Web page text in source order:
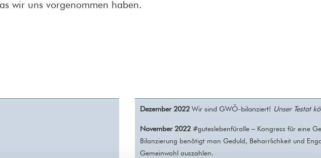
wir uns vorgenommen haben.
Dezember 2022 Wir sind GWÖ-bilanziert! Unser Testat
November 2022 #guteslebenfüralle – Kongress für eine
Bilanzierung benötigt man Geduld, Beharrlichkeit und
Gemeinwohl auszahlen.